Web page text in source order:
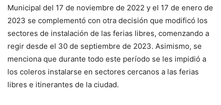
Municipal del 17 de noviembre de 2022 y el 17 de enero de
2023 se complementó con otra decisión que modificó los
sectores de instalación de las ferias libres, comenzando a
regir desde el 30 de septiembre de 2023. Asimismo, se
menciona que durante todo este período se les impidió a
los coleros instalarse en sectores cercanos a las ferias
libres e itinerantes de la ciudad.